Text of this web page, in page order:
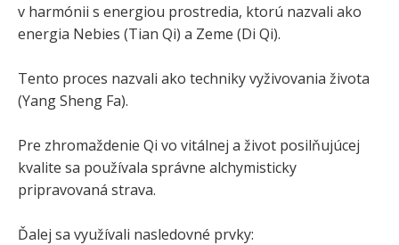
v harmónii s energiou prostredia, ktorú nazvali ako
energia Nebies (Tian Qi) a Zeme (Di Qi).
Tento proces nazvali ako techniky vyživovania života
(Yang Sheng Fa).
Pre zhromaždenie Qi vo vitálnej a život posilňujúcej
kvalite sa používala správne alchymisticky
pripravovaná strava.
Ďalej sa využívali nasledovné prvky: